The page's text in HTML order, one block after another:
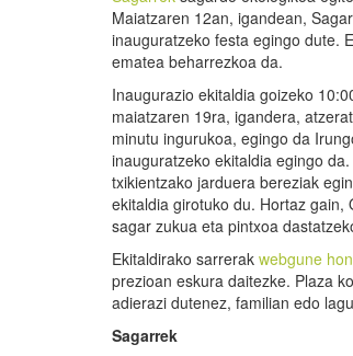
Maiatzaren 12an, igandean,
inauguratzeko festa egingo dute.
ematea beharrezkoa da.
Inaugurazio ekitaldia goizeko
maiatzaren 19ra, igandera,
minutu ingurukoa, egingo da
inauguratzeko ekitaldia egingo
txikientzako jarduera bereziak
ekitaldia girotuko du. Hortaz
sagar zukua eta pintxoa
Ekitaldirako sarrerak webgune
prezioan eskura daitezke. Plaza
adierazi dutenez, familian edo
Sagarrek